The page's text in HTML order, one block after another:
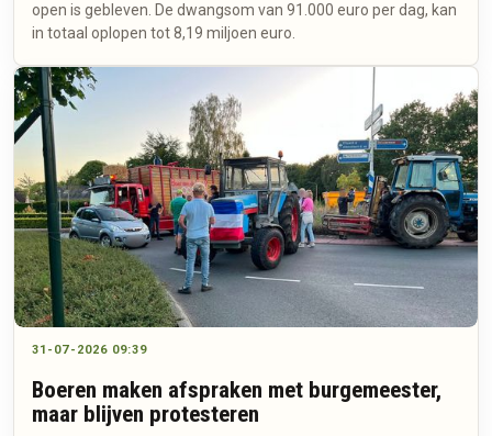
open is gebleven. De dwangsom van 91.000 euro per dag, kan
in totaal oplopen tot 8,19 miljoen euro.
31-07-2026 09:39
Boeren maken afspraken met burgemeester,
maar blijven protesteren